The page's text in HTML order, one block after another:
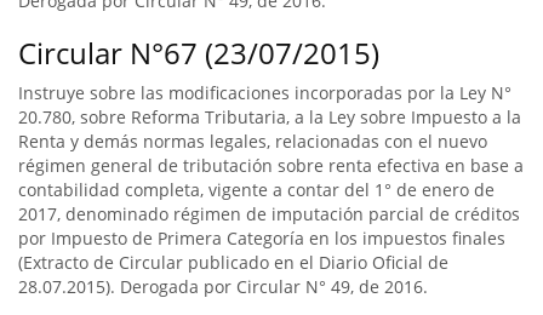
Circular N°67 (23/07/2015)
Instruye sobre las modificaciones incorporadas por la Ley N°
20.780, sobre Reforma Tributaria, a la Ley sobre Impuesto a la
Renta y demás normas legales, relacionadas con el nuevo
régimen general de tributación sobre renta efectiva en base a
contabilidad completa, vigente a contar del 1° de enero de
2017, denominado régimen de imputación parcial de créditos
por Impuesto de Primera Categoría en los impuestos finales
(Extracto de Circular publicado en el Diario Oficial de
28.07.2015). Derogada por Circular N° 49, de 2016.